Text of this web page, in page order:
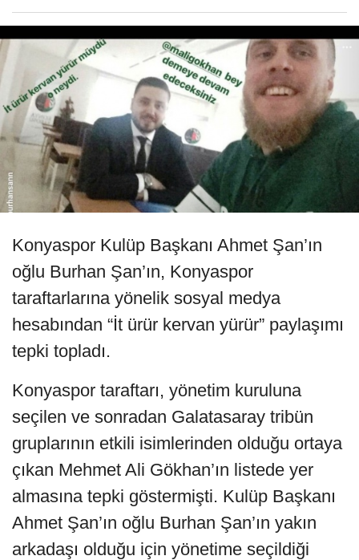
Konyaspor Kulüp Başkanı Ahmet Şan’ın
oğlu Burhan Şan’ın, Konyaspor
taraftarlarına yönelik sosyal medya
hesabından “İt ürür kervan yürür” paylaşımı
tepki topladı.
Konyaspor taraftarı, yönetim kuruluna
seçilen ve sonradan Galatasaray tribün
gruplarının etkili isimlerinden olduğu ortaya
çıkan Mehmet Ali Gökhan’ın listede yer
almasına tepki göstermişti. Kulüp Başkanı
Ahmet Şan’ın oğlu Burhan Şan’ın yakın
arkadaşı olduğu için yönetime seçildiği